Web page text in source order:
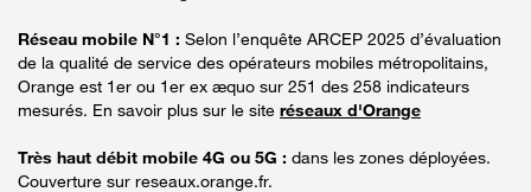
Réseau mobile N°1 : Selon l’enquête ARCEP 2025 d’évaluation
de la qualité de service des opérateurs mobiles métropolitains,
Orange est 1er ou 1er ex æquo sur 251 des 258 indicateurs
mesurés. En savoir plus sur le site réseaux d'Orange
Très haut débit mobile 4G ou 5G : dans les zones déployées.
Couverture sur reseaux.orange.fr.